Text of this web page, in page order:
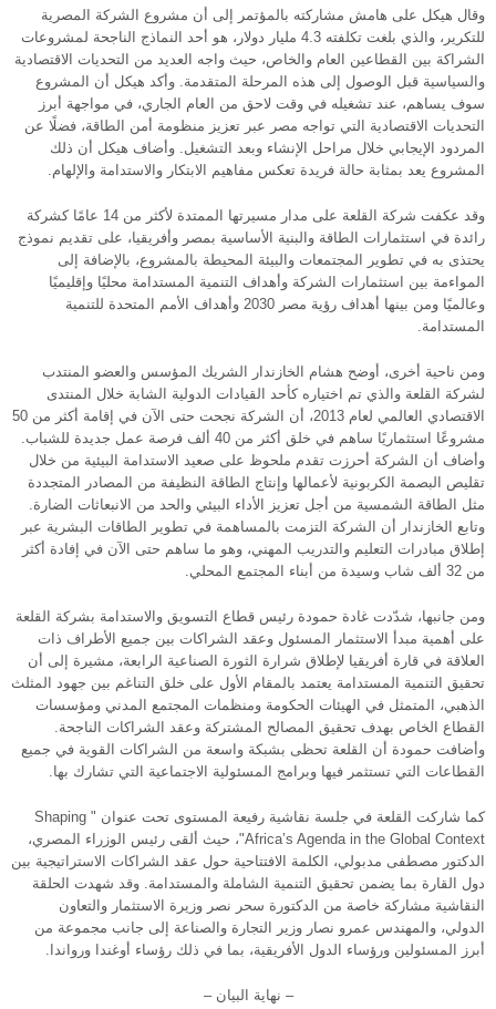
وقال هيكل على هامش مشاركته بالمؤتمر إلى أن مشروع الشركة المصرية
للتكرير، والذي بلغت تكلفته 4.3 مليار دولار، هو أحد النماذج الناجحة لمشروعات
الشراكة بين القطاعين العام والخاص، حيث واجه العديد من التحديات الاقتصادية
والسياسية قبل الوصول إلى هذه المرحلة المتقدمة. وأكد هيكل أن المشروع
سوف يساهم، عند تشغيله في وقت لاحق من العام الجاري، في مواجهة أبرز
التحديات الاقتصادية التي تواجه مصر عبر تعزيز منظومة أمن الطاقة، فضلًا عن
المردود الإيجابي خلال مراحل الإنشاء وبعد التشغيل. وأضاف هيكل أن ذلك
المشروع يعد بمثابة حالة فريدة تعكس مفاهيم الابتكار والاستدامة والإلهام.
وقد عكفت شركة القلعة على مدار مسيرتها الممتدة لأكثر من 14 عامًا كشركة
رائدة في استثمارات الطاقة والبنية الأساسية بمصر وأفريقيا، على تقديم نموذج
يحتذى به في تطوير المجتمعات والبيئة المحيطة بالمشروع، بالإضافة إلى
المواءمة بين استثمارات الشركة وأهداف التنمية المستدامة محليًا وإقليميًا
وعالميًا ومن بينها أهداف رؤية مصر 2030 وأهداف الأمم المتحدة للتنمية
المستدامة.
ومن ناحية أخرى، أوضح هشام الخازندار الشريك المؤسس والعضو المنتدب
لشركة القلعة والذي تم اختياره كأحد القيادات الدولية الشابة خلال المنتدى
الاقتصادي العالمي لعام 2013، أن الشركة نجحت حتى الآن في إقامة أكثر من 50
مشروعًا استثماريًا ساهم في خلق أكثر من 40 ألف فرصة عمل جديدة للشباب.
وأضاف أن الشركة أحرزت تقدم ملحوظ على صعيد الاستدامة البيئية من خلال
تقليص البصمة الكربونية لأعمالها وإنتاج الطاقة النظيفة من المصادر المتجددة
مثل الطاقة الشمسية من أجل تعزيز الأداء البيئي والحد من الانبعاثات الضارة.
وتابع الخازندار أن الشركة التزمت بالمساهمة في تطوير الطاقات البشرية عبر
إطلاق مبادرات التعليم والتدريب المهني، وهو ما ساهم حتى الآن في إفادة أكثر
من 32 ألف شاب وسيدة من أبناء المجتمع المحلي.
ومن جانبها، شدّدت غادة حمودة رئيس قطاع التسويق والاستدامة بشركة القلعة
على أهمية مبدأ الاستثمار المسئول وعقد الشراكات بين جميع الأطراف ذات
العلاقة في قارة أفريقيا لإطلاق شرارة الثورة الصناعية الرابعة، مشيرة إلى أن
تحقيق التنمية المستدامة يعتمد بالمقام الأول على خلق التناغم بين جهود المثلث
الذهبي، المتمثل في الهيئات الحكومة ومنظمات المجتمع المدني ومؤسسات
القطاع الخاص بهدف تحقيق المصالح المشتركة وعقد الشراكات الناجحة.
وأضافت حمودة أن القلعة تحظى بشبكة واسعة من الشراكات القوية في جميع
القطاعات التي تستثمر فيها وبرامج المسئولية الاجتماعية التي تشارك بها.
كما شاركت القلعة في جلسة نقاشية رفيعة المستوى تحت عنوان " Shaping
Africa’s Agenda in the Global Context"، حيث ألقى رئيس الوزراء المصري،
الدكتور مصطفى مدبولي، الكلمة الافتتاحية حول عقد الشراكات الاستراتيجية بين
دول القارة بما يضمن تحقيق التنمية الشاملة والمستدامة. وقد شهدت الحلقة
النقاشية مشاركة خاصة من الدكتورة سحر نصر وزيرة الاستثمار والتعاون
الدولي، والمهندس عمرو نصار وزير التجارة والصناعة إلى جانب مجموعة من
أبرز المسئولين ورؤساء الدول الأفريقية، بما في ذلك رؤساء أوغندا ورواندا.
– نهاية البيان –